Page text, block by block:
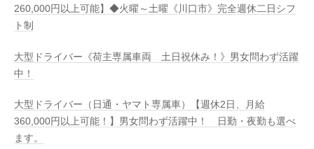
260,000円以上可能】◆火曜～土曜《川口市》完全週休二日シフ
ト制
大型ドライバー《荷主専属車両 土日祝休み！》男女問わず活躍
中！
大型ドライバー（日通・ヤマト専属車）【週休2日、月給
360,000円以上可能！】男女問わず活躍中！ 日勤・夜勤も選べ
ます。